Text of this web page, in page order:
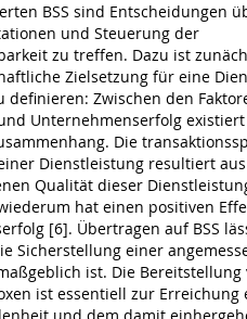
BSS sind Entscheidungen
und Steuerung der
zu treffen. Dazu ist
Zielsetzung für eine
definieren: Zwischen den
Unternehmenserfolg
Die
Dienstleistung resultiert
Qualität dieser
hat einen positiven
[6]. Übertragen auf BSS
Sicherstellung einer
ist. Die Bereitstellung
ist essentiell zur Erreichung